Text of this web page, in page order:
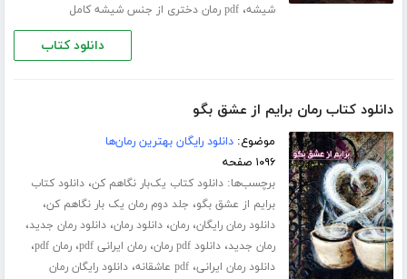
شیشه،pdf رمان دختری از جنس شیشه کامل
دانلود کتاب
دانلود کتاب رمان برایم از عشق بگو
موضوع:دانلود رایگان بهترین رمان‌ها
۱۰۹۶ صفحه
برچسب‌ها:دانلود کتاب یک‌بار نگاهم کن،دانلود کتاب
برایم از عشق بگو، جلد دوم رمان یک بار نگاهم کن،
دانلود رمان رایگان،رمان،دانلود رمان،دانلود رمان جدید،
رمان جدید،دانلود pdf رمان ،رمان ایرانی pdf ،رمان pdf ،
دانلود رمان ایرانی،pdf عاشقانه ،دانلود رایگان رمان